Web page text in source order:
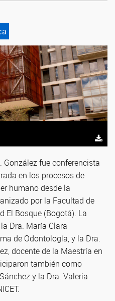
González fue conferencista
en los procesos de
humano desde la
por la Facultad de
El Bosque (Bogotá). La
Dra. María Clara
de Odontología, y la Dra.
docente de la Maestría en
también como
y la Dra. Valeria